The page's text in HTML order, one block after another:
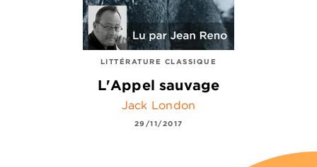
LITTÉRATURE CLASSIQUE
L'Appel sauvage
Jack London
29/11/2017